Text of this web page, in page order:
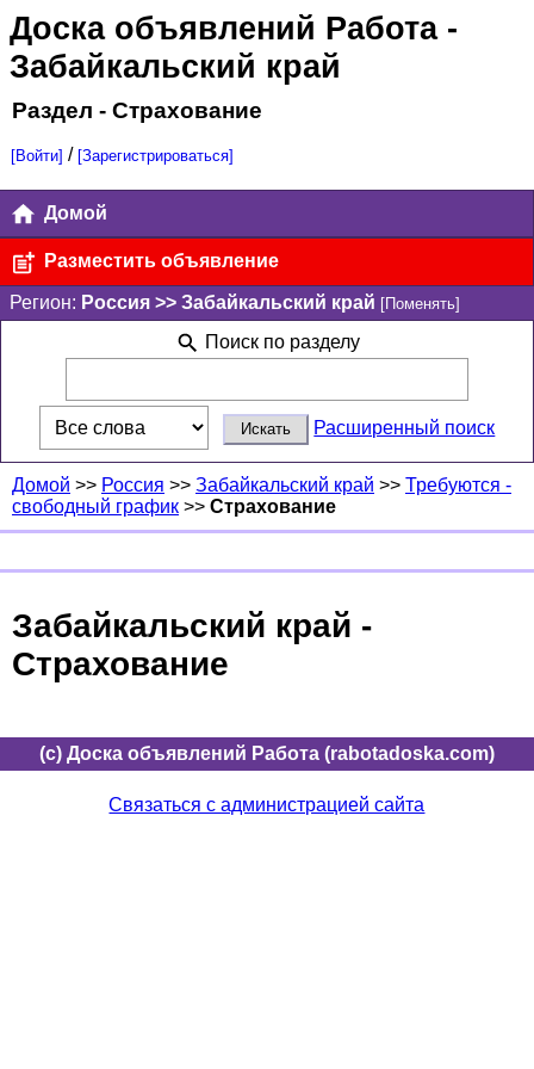
Доска объявлений Работа-
Забайкальский край
Раздел - Страхование
[Войти] / [Зарегистрироваться]
Домой
Разместить объявление
Регион: Россия >> Забайкальский край [Поменять]
Поиск по разделу
Расширенный поиск
Домой >> Россия >> Забайкальский край >> Требуются -
свободный график >> Страхование
Забайкальский край -
Страхование
(c) Доска объявлений Работа (rabotadoska.com)
Связаться с администрацией сайта